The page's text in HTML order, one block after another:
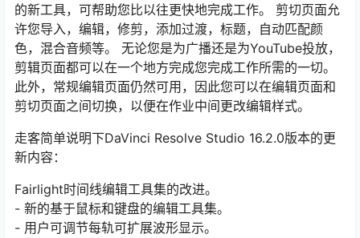
的新工具，可帮助您比以往更快地完成工作。 剪切页面允
许您导入，编辑，修剪，添加过渡，标题，自动匹配颜
色，混合音频等。 无论您是为广播还是为YouTube投放，
剪辑页面都可以在一个地方完成您完成工作所需的一切。
此外，常规编辑页面仍然可用，因此您可以在编辑页面和
剪切页面之间切换，以便在作业中间更改编辑样式。
走客简单说明下DaVinci Resolve Studio 16.2.0版本的更
新内容：
Fairlight时间线编辑工具集的改进。
- 新的基于鼠标和键盘的编辑工具集。
- 用户可调节每轨可扩展波形显示。